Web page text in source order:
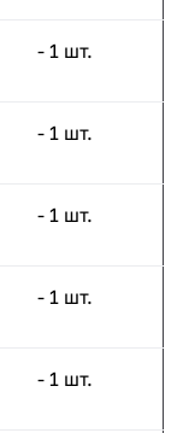
- 1 шт.
- 1 шт.
- 1 шт.
- 1 шт.
- 1 шт.